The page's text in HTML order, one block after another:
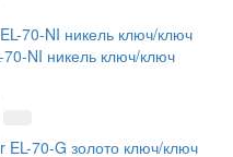
NI никель ключ/ключ